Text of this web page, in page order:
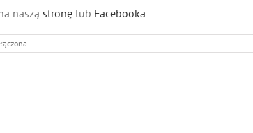
naszą stronęlub Facebooka